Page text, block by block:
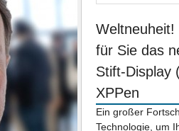
für Sie das
Stift-Display
XPPen
Ein großer
Technologie, um